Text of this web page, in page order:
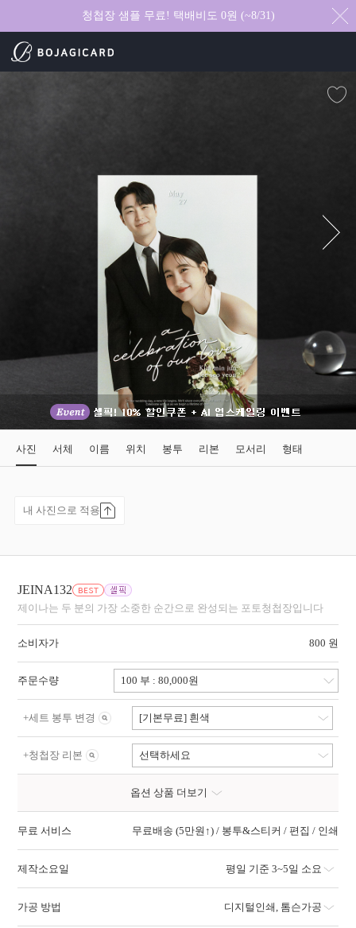
청첩장 샘플 무료! 택배비도 0원 (~8/31)
JEINA132
제이나는 두 분의 가장 소중한 순간으로 완성되는 포토청첩장입니다
소비자가 800 원
사진 서체 이름 위치 봉투 리본 모서리 형태
내 사진으로 적용
주문수량
+세트 봉투 변경 [기본무료] 흰색
+청첩장 리본 선택하세요
옵션 상품 더보기
무료 서비스 무료배송 (5만원↑) / 봉투&스티커 / 편집 / 인쇄
제작소요일 평일 기준 3~5일 소요
가공 방법 디지털인쇄 톰슨가공